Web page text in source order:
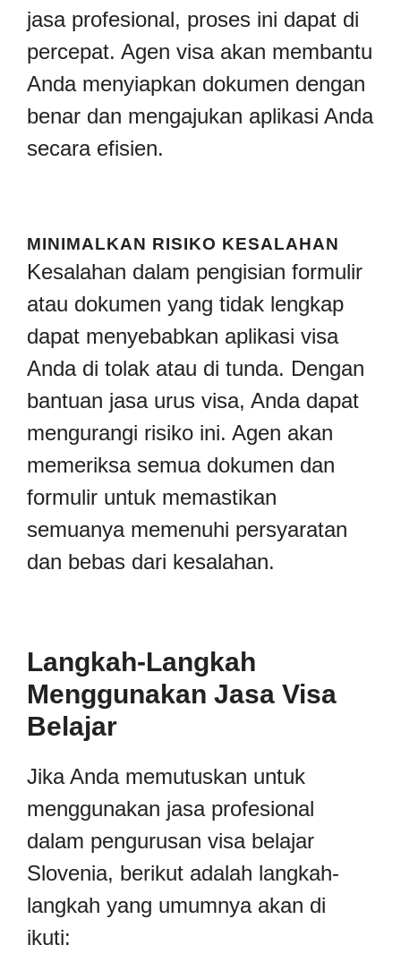
jasa profesional, proses ini dapat di
percepat. Agen visa akan membantu
Anda menyiapkan dokumen dengan
benar dan mengajukan aplikasi Anda
secara efisien.
MINIMALKAN RISIKO KESALAHAN
Kesalahan dalam pengisian formulir
atau dokumen yang tidak lengkap
dapat menyebabkan aplikasi visa
Anda di tolak atau di tunda. Dengan
bantuan jasa urus visa, Anda dapat
mengurangi risiko ini. Agen akan
memeriksa semua dokumen dan
formulir untuk memastikan
semuanya memenuhi persyaratan
dan bebas dari kesalahan.
Langkah-Langkah
Menggunakan Jasa Visa
Belajar
Jika Anda memutuskan untuk
menggunakan jasa profesional
dalam pengurusan visa belajar
Slovenia, berikut adalah langkah-
langkah yang umumnya akan di
ikuti: